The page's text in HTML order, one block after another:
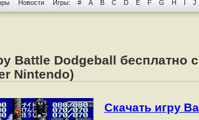
Новости Игры: # A B C D E F G H I J
Battle Dodgeball бесплатно
Nintendo)
Скачать игру